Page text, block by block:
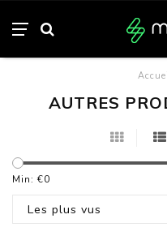
AUTRES
Min: €0
Les plus vus